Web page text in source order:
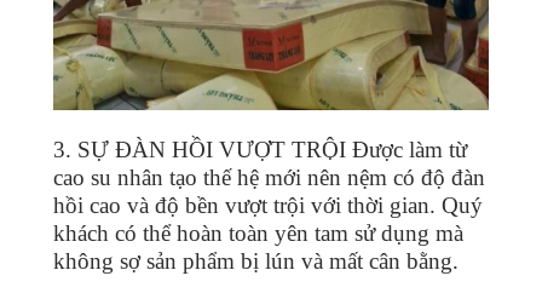
3. SỰ ĐÀN HỒI VƯỢT TRỘI Được làm từ
cao su nhân tạo thế hệ mới nên nệm có độ đàn
hồi cao và độ bền vượt trội với thời gian. Quý
khách có thể hoàn toàn yên tam sử dụng mà
không sợ sản phẩm bị lún và mất cân bằng.